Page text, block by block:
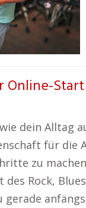
Online-Start
dein Alltag
für die
zu
Rock,
gerade